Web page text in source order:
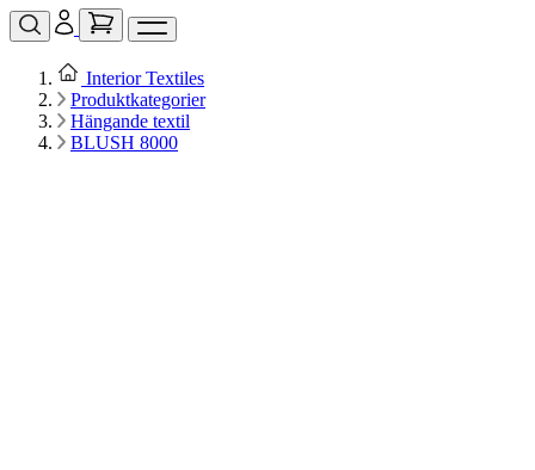
Interior Textiles
Produktkategorier
Hängande textil
BLUSH 8000